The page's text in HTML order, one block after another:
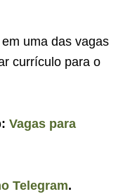
uma das vagas
currículo para o
Vagas para
Telegram.